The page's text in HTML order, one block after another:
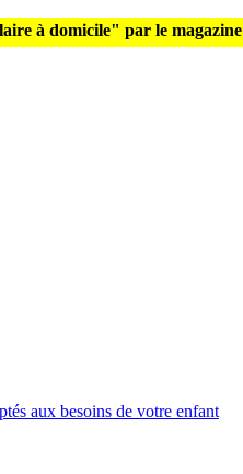
à domicile" par le magazine
aux besoins de votre enfant